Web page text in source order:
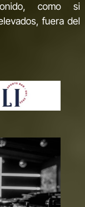
como si
fuera del